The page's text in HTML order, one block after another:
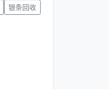
银条回收